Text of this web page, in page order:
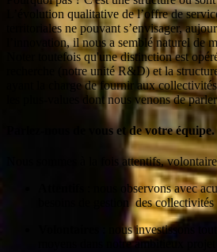
L’évolution qualitative de l’offre de
territoriales ne pouvant s’envisager,
l’innovation, il nous a semblé naturel de
Noter toutefois qu'une distinction est
recherche (notre unité R&D) et la
ayant la charge de fournir aux
les plus-values dont nous venons de
Parlez-nous de vous et de votre équipe.
Nous sommes à la fois attentifs,
: nous observons avec
besoins de gestion des
: nous investissons
moyens dans notre ambitieux